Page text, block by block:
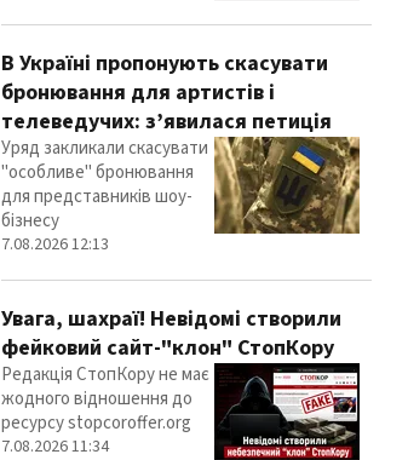
В Україні пропонують скасувати
бронювання для артистів і
телеведучих: з’явилася петиція
Уряд закликали скасувати
"особливе" бронювання
для представників шоу-
бізнесу
7.08.2026 12:13
Увага, шахраї! Невідомі створили
фейковий сайт-"клон" СтопКору
Редакція СтопКору не має
жодного відношення до
ресурсу stopcoroffer.org
7.08.2026 11:34